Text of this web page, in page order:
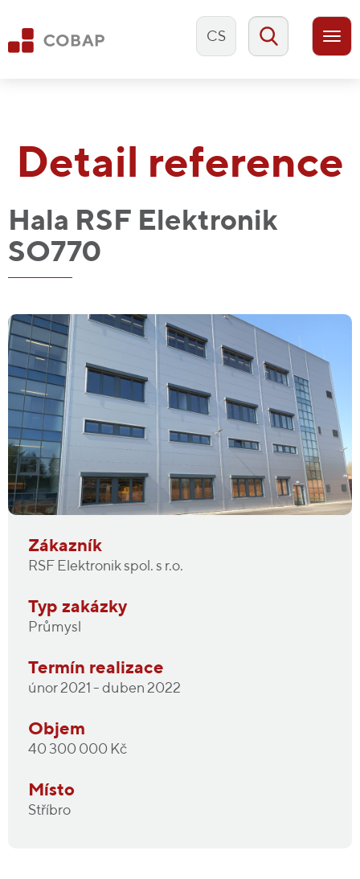
CS
Detail reference
Hala RSF Elektronik
SO770
Zákazník
RSF Elektronik spol. s r.o.
Typ zakázky
Průmysl
Termín realizace
únor 2021 - duben 2022
Objem
40 300 000 Kč
Místo
Stříbro